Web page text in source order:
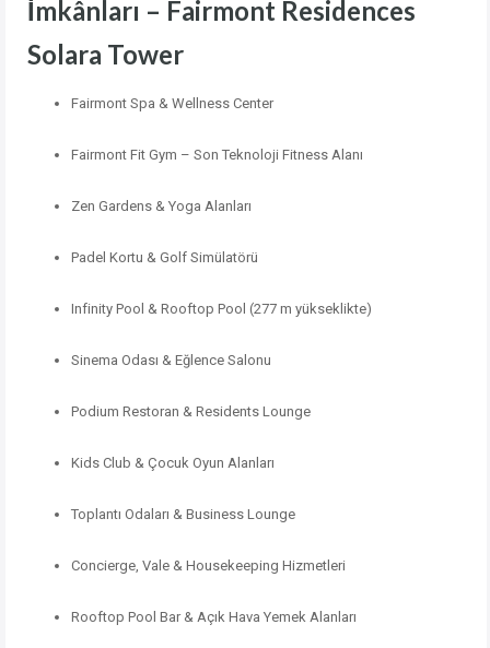
İmkânları – Fairmont Residences
Solara Tower
Fairmont Spa & Wellness Center
Fairmont Fit Gym – Son Teknoloji Fitness Alanı
Zen Gardens & Yoga Alanları
Padel Kortu & Golf Simülatörü
Infinity Pool & Rooftop Pool (277 m yükseklikte)
Sinema Odası & Eğlence Salonu
Podium Restoran & Residents Lounge
Kids Club & Çocuk Oyun Alanları
Toplantı Odaları & Business Lounge
Concierge, Vale & Housekeeping Hizmetleri
Rooftop Pool Bar & Açık Hava Yemek Alanları